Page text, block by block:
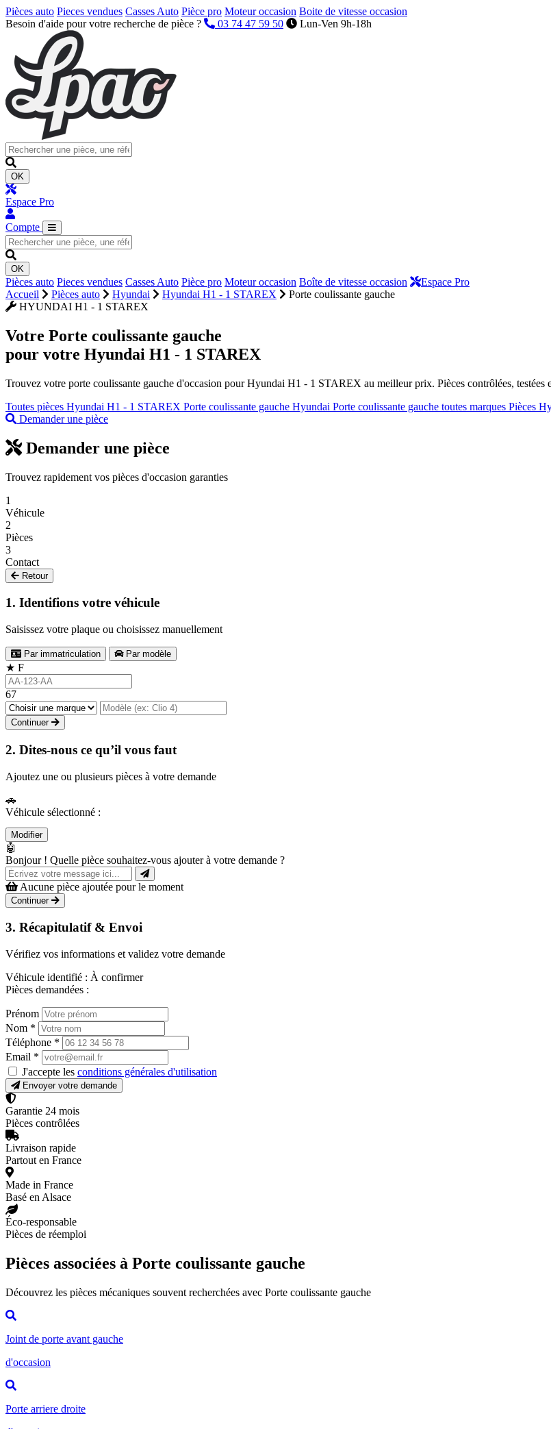
Pièces auto Pieces vendues Casses Auto Pièce pro Moteur occasion Boite de vitesse occasion
Besoin d'aide pour votre recherche de pièce ?
03 74 47 59 50 Lun-Ven 9h-18h
OK
Espace Pro
Compte
OK
Pièces auto Pieces vendues Casses Auto Pièce pro Moteur occasion Boîte de vitesse occasion
Espace Pro
Accueil
Pièces auto Hyundai Hyundai H1 - 1 STAREX
Porte coulissante gauche
HYUNDAI H1 - 1 STAREX
Votre Porte coulissante gauche
pour votre Hyundai H1 - 1 STAREX
Trouvez votre porte coulissante gauche d'occasion pour Hyundai H1 - 1 STAREX au meilleur prix. Pièces contrôlées, testées
Toutes pièces Hyundai H1 - 1 STAREX Porte coulissante gauche Hyundai Porte coulissante gauche toutes marques Pièces
Demander une pièce
Demander une pièce
Trouvez rapidement vos pièces d'occasion garanties
1
Véhicule
2
Pièces
3
Contact
Retour
1. Identifions votre véhicule
Saisissez votre plaque ou choisissez manuellement
Par immatriculation Par modèle
★ F
67
Continuer
2. Dites-nous ce qu’il vous faut
Ajoutez une ou plusieurs pièces à votre demande
🚗
Véhicule sélectionné :
Modifier
🤖
Bonjour ! Quelle pièce souhaitez-vous ajouter à votre demande ?
Aucune pièce ajoutée pour le moment
Continuer
3. Récapitulatif & Envoi
Vérifiez vos informations et validez votre demande
Véhicule identifié : À confirmer
Pièces demandées :
Prénom
Nom *
Téléphone *
Email *
J'accepte les conditions générales d'utilisation
Envoyer votre demande
Garantie 24 mois
Pièces contrôlées
Livraison rapide
Partout en France
Made in France
Basé en Alsace
Éco-responsable
Pièces de réemploi
Pièces associées à Porte coulissante gauche
Découvrez les pièces mécaniques souvent recherchées avec Porte coulissante gauche
Joint de porte avant gauche
d'occasion
Porte arriere droite